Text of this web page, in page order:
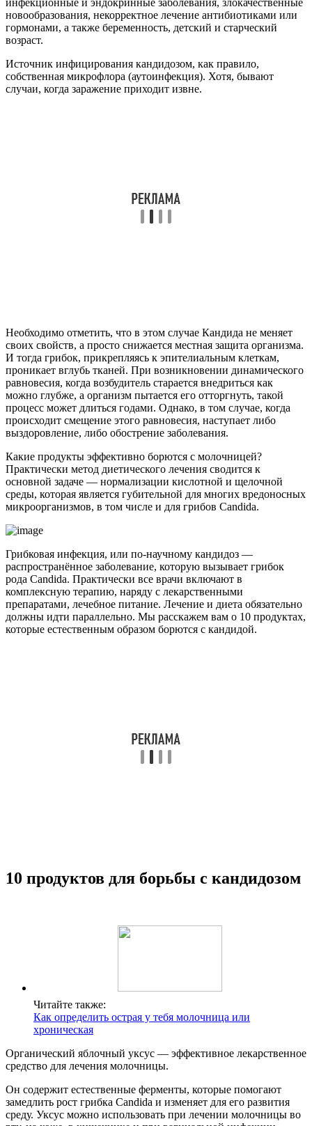
новообразования, некорректное лечение антибиотиками или
гормонами, а также беременность, детский и старческий
возраст.
Источник инфицирования кандидозом, как правило,
собственная микрофлора (аутоинфекция). Хотя, бывают
случаи, когда заражение приходит извне.
Необходимо отметить, что в этом случае Кандида не меняет
своих свойств, а просто снижается местная защита организма.
И тогда грибок, прикрепляясь к эпителиальным клеткам,
проникает вглубь тканей. При возникновении динамического
равновесия, когда возбудитель старается внедриться как
можно глубже, а организм пытается его отторгнуть, такой
процесс может длиться годами. Однако, в том случае, когда
происходит смещение этого равновесия, наступает либо
выздоровление, либо обострение заболевания.
Какие продукты эффективно борются с молочницей?
Практически метод диетического лечения сводится к
основной задаче — нормализации кислотной и щелочной
среды, которая является губительной для многих вредоносных
микроорганизмов, в том числе и для грибов Candida.
Грибковая инфекция, или по-научному кандидоз —
распространённое заболевание, которую вызывает грибок
рода Candida. Практически все врачи включают в
комплексную терапию, наряду с лекарственными
препаратами, лечебное питание. Лечение и диета обязательно
должны идти параллельно. Мы расскажем вам о 10 продуктах,
которые естественным образом борются с кандидой.
10 продуктов для борьбы с кандидозом
Читайте также:
Как определить острая у тебя молочница или
хроническая
Органический яблочный уксус — эффективное лекарственное
средство для лечения молочницы.
Он содержит естественные ферменты, которые помогают
замедлить рост грибка Candida и изменяет для его развития
среду. Уксус можно использовать при лечении молочницы во